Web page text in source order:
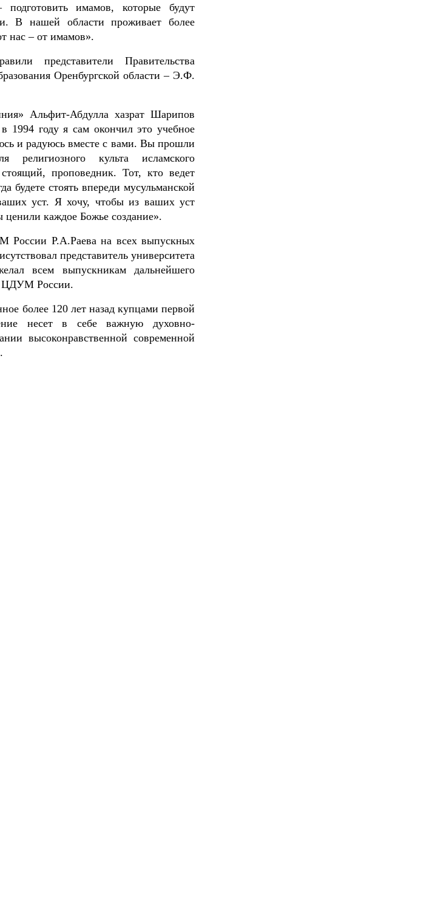
имамов, которые будут
В нашей области проживает более
нас – от имамов».
представители Правительства
Оренбургской области – Э.Ф.
Альфит-Абдулла хазрат Шарипов
1994 году я сам окончил это учебное
и радуюсь вместе с вами. Вы прошли
культа исламского
проповедник. Тот, кто ведет
будете стоять впереди мусульманской
уст. Я хочу, чтобы из ваших уст
каждое Божье создание».
России Р.А.Раева на всех выпускных
представитель университета
всем выпускникам дальнейшего
ЦДУМ России.
более 120 лет назад купцами первой
несет в себе важную духовно-
высоконравственной современной